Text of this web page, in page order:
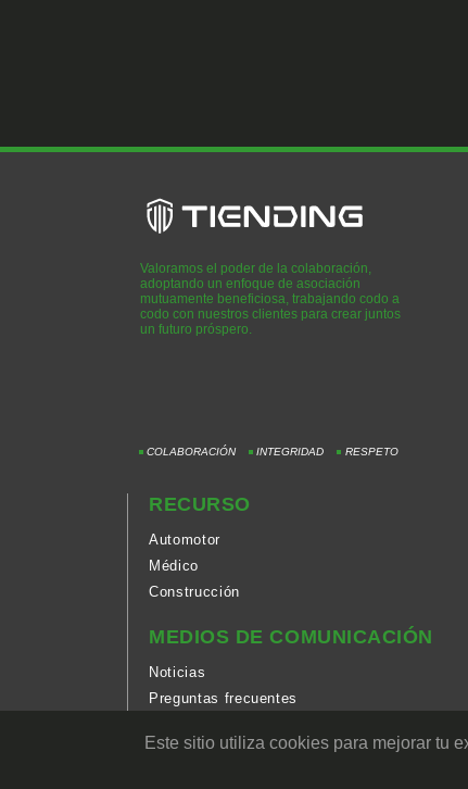
Valoramos el poder de la colaboración,
adoptando un enfoque de asociación
mutuamente beneficiosa, trabajando codo a
codo con nuestros clientes para crear juntos
un futuro próspero.
COLABORACIÓN INTEGRIDAD RESPETO
RECURSO
Automotor
Médico
Construcción
MEDIOS DE COMUNICACIÓN
Noticias
Preguntas frecuentes
Catalogar
Este sitio utiliza cookies para mejorar tu